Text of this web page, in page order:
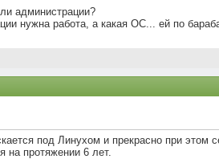
администрации?
нужна работа, а какая ОС... ей по
под Линухом и прекрасно при этом
на протяжении 6 лет.